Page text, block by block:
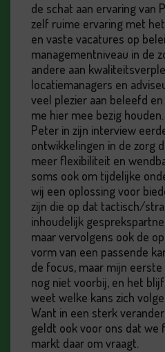
de schat aan ervaring van
zelf ruime ervaring met
en vaste vacatures op
managementniveau in de
andere aan
locatiemanagers en
veel plezier aan beleefd
me hier mee bezig
Peter in zijn interview
ontwikkelingen in de zorg
meer flexibiliteit en
soms ook om tijdelijke
wij een oplossing voor
zijn die op dat tactisch/
inhoudelijk
maar vervolgens ook de
vorm van een passende
de focus, maar mijn eerste
nog niet voorbij, en het
weet welke kans zich
Want in een sterk
geldt ook voor ons dat we
markt daar om vraagt.